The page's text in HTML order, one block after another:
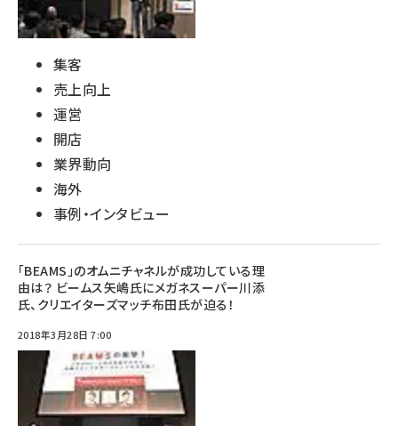
集客
売上向上
運営
開店
業界動向
海外
事例・インタビュー
「BEAMS」のオムニチャネルが成功している理
由は？ ビームス矢嶋氏にメガネスーパー川添
氏、クリエイターズマッチ布田氏が迫る！
2018年3月28日 7:00